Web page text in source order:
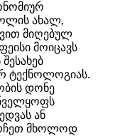
ახალ,
მიღებულ
მოიცავს
ტექნოლოგიას.
დონე
ან
მხოლოდ